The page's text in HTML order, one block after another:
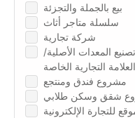
بيع بالجملة والتجزئة
سلسلة متاجر أثاث
شركة تجارية
المعدات الأصلية/
العلامة التجارية الخاصة
مشروع فندق ومنتجع
شقق وسكن طلابي
للتجارة الإلكترونية